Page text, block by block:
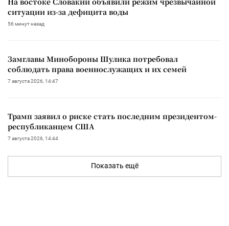
ситуации из-за дефицита воды
56 минут назад
Замглавы Минобороны Шулика потребовал
соблюдать права военнослужащих и их семей
7 августа 2026, 14:47
Трамп заявил о риске стать последним президентом-
республиканцем США
7 августа 2026, 14:44
Показать ещё